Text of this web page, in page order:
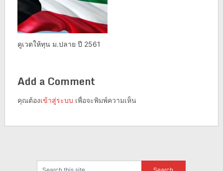
คูเวตให้ทุน ม.ปลาย ปี 2561
Add a Comment
คุณต้องเข้าสู่ระบบ เพื่อจะพิมพ์ความเห็น